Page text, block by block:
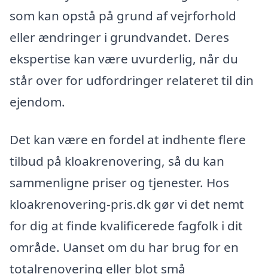
som kan opstå på grund af vejrforhold
eller ændringer i grundvandet. Deres
ekspertise kan være uvurderlig, når du
står over for udfordringer relateret til din
ejendom.
Det kan være en fordel at indhente flere
tilbud på kloakrenovering, så du kan
sammenligne priser og tjenester. Hos
kloakrenovering-pris.dk gør vi det nemt
for dig at finde kvalificerede fagfolk i dit
område. Uanset om du har brug for en
totalrenovering eller blot små